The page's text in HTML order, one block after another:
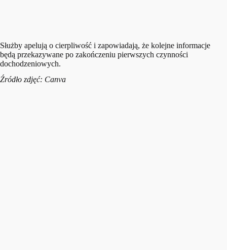
Służby apelują o cierpliwość i zapowiadają, że kolejne informacje
będą przekazywane po zakończeniu pierwszych czynności
dochodzeniowych.
Źródło zdjęć: Canva